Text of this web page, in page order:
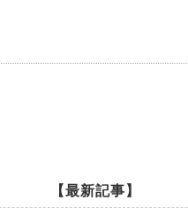
【最新記事】